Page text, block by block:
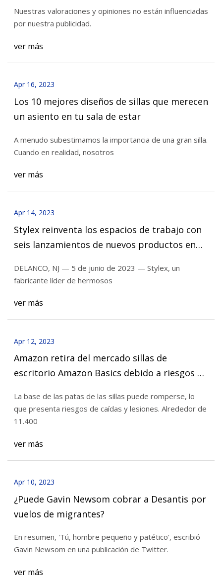
Nuestras valoraciones y opiniones no están influenciadas
por nuestra publicidad.
ver más
Apr 16, 2023
Los 10 mejores diseños de sillas que merecen
un asiento en tu sala de estar
A menudo subestimamos la importancia de una gran silla.
Cuando en realidad, nosotros
ver más
Apr 14, 2023
Stylex reinventa los espacios de trabajo con
seis lanzamientos de nuevos productos en
DELANCO, NJ — 5 de junio de 2023 — Stylex, un
fabricante líder de hermosos
ver más
Apr 12, 2023
Amazon retira del mercado sillas de
escritorio Amazon Basics debido a riesgos de
La base de las patas de las sillas puede romperse, lo
que presenta riesgos de caídas y lesiones. Alrededor de
11.400
ver más
Apr 10, 2023
¿Puede Gavin Newsom cobrar a Desantis por
vuelos de migrantes?
En resumen, 'Tú, hombre pequeño y patético', escribió
Gavin Newsom en una publicación de Twitter.
ver más